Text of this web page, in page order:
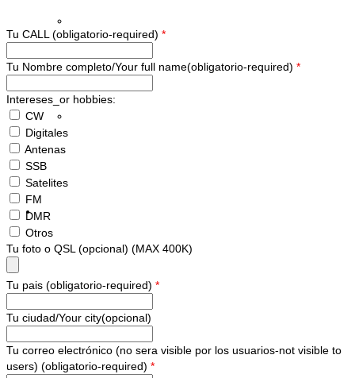
Contáctemos
Donaciones
Tu CALL (obligatorio-required) *
Tu Nombre completo/Your full name(obligatorio-required) *
Intereses_or hobbies:
CW
Digitales
Antenas
SSB
Satelites
FM
DMR
Otros
Tu foto o QSL (opcional) (MAX 400K)
Tu pais (obligatorio-required) *
Tu ciudad/Your city(opcional)
Tu correo electrónico (no sera visible por los usuarios-not visible to
users) (obligatorio-required) *